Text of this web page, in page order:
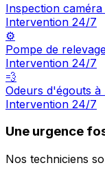
Inspection
Intervention 24/7
⚙️
Pompe de
Intervention 24/7
💨
Odeurs d'égouts à
Intervention 24/7
Une urgence
Nos techniciens